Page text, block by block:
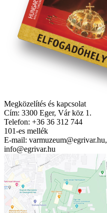
Megközelítés és kapcsolat
Cím: 3300 Eger, Vár köz 1.
Telefon: +36 36 312 744
101-es mellék
E-mail: varmuzeum@egrivar.hu,
info@egrivar.hu